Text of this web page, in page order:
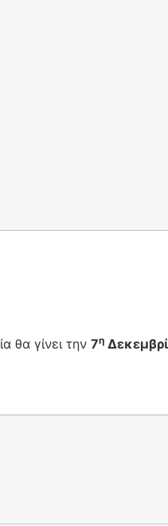
θα γίνει την 7η